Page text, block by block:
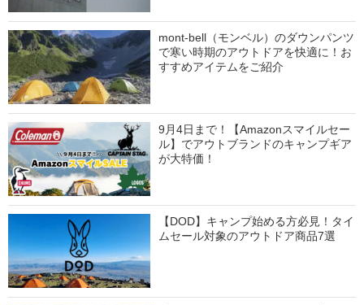
mont-bell（モンベル）のダウンパンツ
で寒い時期のアウトドアを快適に！お
すすめアイテムをご紹介
9月4日まで！【Amazonスマイルセー
ル】でアウトブランドのキャンプギア
が大特価！
【DOD】キャンプ始める方必見！タイ
ムセール対象のアウトドア商品7選